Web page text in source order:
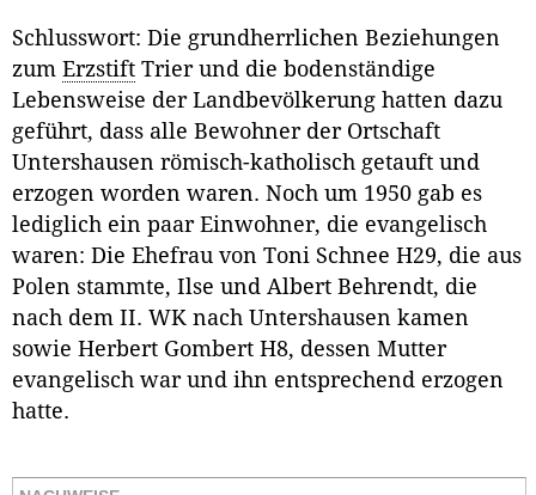
Schlusswort: Die grundherrlichen Beziehungen
zum Erzstift Trier und die bodenständige
Lebensweise der Landbevölkerung hatten dazu
geführt, dass alle Bewohner der Ortschaft
Untershausen römisch-katholisch getauft und
erzogen worden waren. Noch um 1950 gab es
lediglich ein paar Einwohner, die evangelisch
waren: Die Ehefrau von Toni Schnee H29, die aus
Polen stammte, Ilse und Albert Behrendt, die
nach dem II. WK nach Untershausen kamen
sowie Herbert Gombert H8, dessen Mutter
evangelisch war und ihn entsprechend erzogen
hatte.